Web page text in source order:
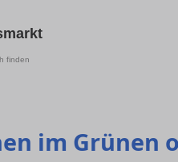
finden
im Grünen